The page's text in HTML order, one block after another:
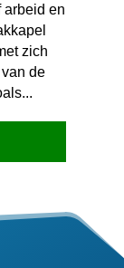
arbeid en
zich
de